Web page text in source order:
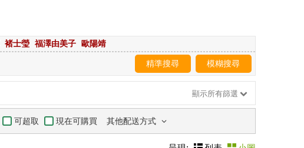
褚士瑩 福澤由美子 歐陽靖
精準搜尋 模糊搜尋
顯示所有篩選
可超取 現在可購買 其他配送方式